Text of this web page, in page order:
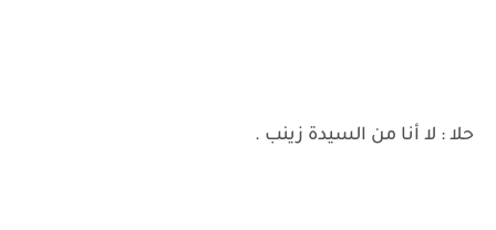
حلا : لا أنا من السيدة زينب .